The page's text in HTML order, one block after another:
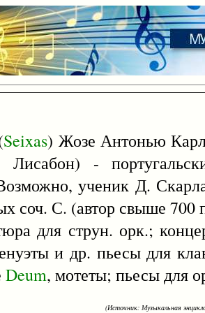
Seixas) Жозе Антонью
Лисабон) -
ученик Д.
соч. С. (автор свыше 700
для струн. орк.;
и др. пьесы для
Deum, мотеты; пьесы для
(Источник: Музыкальная